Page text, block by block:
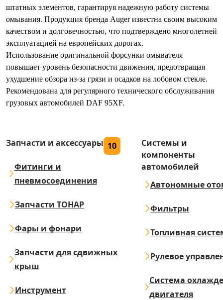
штатных элементов, гарантируя надежную работу системы
омывания. Продукция бренда Auger известна своим высоким
качеством и долговечностью, что подтверждено многолетней
эксплуатацией на европейских дорогах.
Использование оригинальной форсунки омывателя
повышает уровень безопасности движения, предотвращая
ухудшение обзора из-за грязи и осадков на лобовом стекле.
Рекомендована для регулярного технического обслуживания
грузовых автомобилей DAF 95XF.
Запчасти и аксессуары 10
Фитинги и
пневмосоединения
Запчасти ТОНАР
Фары и фонари
Запчасти для сдвижных
крыш
Инструмент
Системы и
компоненты
автомобилей
Автономные
Фильтры
Топливная
Рулевое
Система
двигателя